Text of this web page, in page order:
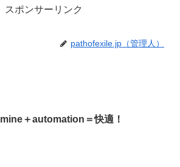
スポンサーリンク
pathofexile.jp（管理人）
mine＋automation＝快適！